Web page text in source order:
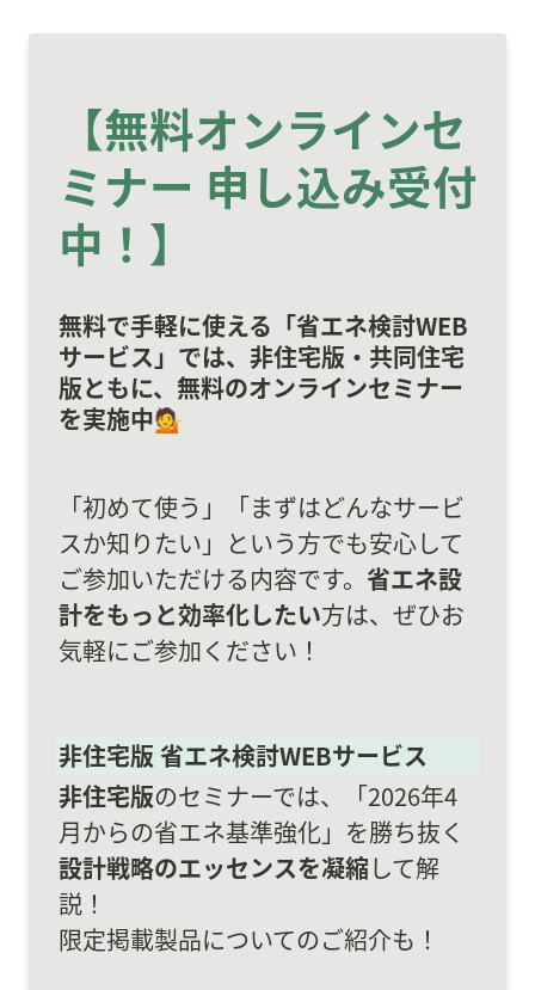
【無料オンラインセ
ミナー 申し込み受付
中！ 】
無料で手軽に使える「省エネ検討WEB
サービス」では、非住宅版・共同住宅
版ともに、無料のオンラインセミナー
を実施中💁
「初めて使う」「まずはどんなサービ
スか知りたい」という方でも安心して
ご参加いただける内容です。 省エネ設
計をもっと効率化したい方は、ぜひお
気軽にご参加ください！
非住宅版 省エネ検討WEBサービス
非住宅版のセミナーでは、「2026年4
月からの省エネ基準強化」を勝ち抜く
設計戦略のエッセンスを凝縮して解
説！
限定掲載製品についてのご紹介も！